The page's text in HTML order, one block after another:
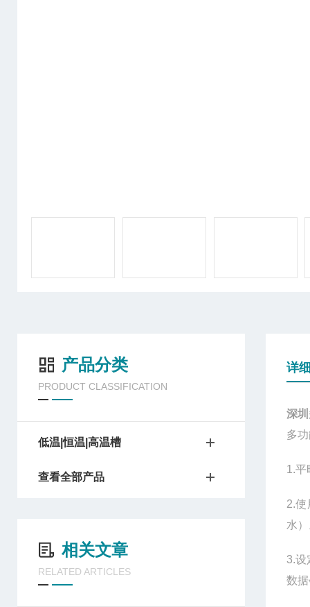
产品分类
PRODUCT CLASSIFICATION
低温|恒温|高温槽
查看全部产品
相关文章
RELATED ARTICLES
详
深
多
1.平
2.
水
3.设
数